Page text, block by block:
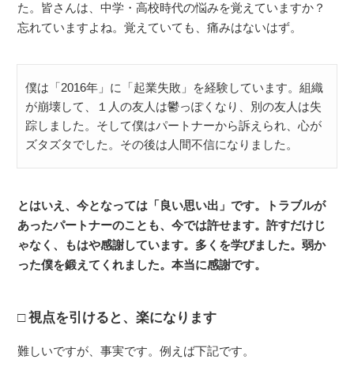
た。皆さんは、中学・高校時代の悩みを覚えていますか？
忘れていますよね。覚えていても、痛みはないはず。
僕は「2016年」に「起業失敗」を経験しています。組織
が崩壊して、１人の友人は鬱っぽくなり、別の友人は失
踪しました。そして僕はパートナーから訴えられ、心が
ズタズタでした。その後は人間不信になりました。
とはいえ、今となっては「良い思い出」です。トラブルが
あったパートナーのことも、今では許せます。許すだけじ
ゃなく、もはや感謝しています。多くを学びました。弱か
った僕を鍛えてくれました。本当に感謝です。
視点を引けると、楽になります
難しいですが、事実です。例えば下記です。